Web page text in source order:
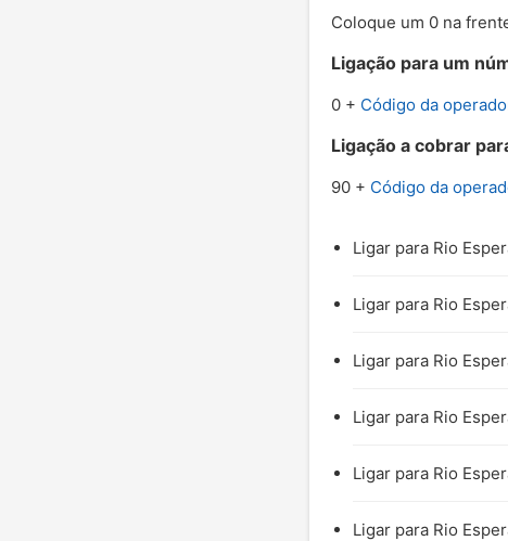
Coloque um 0 na
Ligação para um
0 + Código da
Ligação a cobrar
90 + Código da
Ligar para Rio
Ligar para Rio
Ligar para Rio
Ligar para Rio
Ligar para Rio
Ligar para Rio